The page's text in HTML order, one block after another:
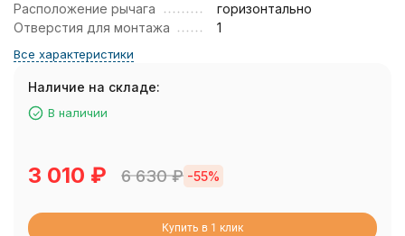
Расположение рычага
горизонтально
Отверстия для монтажа
1
Все характеристики
Наличие на складе:
В наличии
3 010 ₽ 6 630₽ -55%
Купить в 1 клик